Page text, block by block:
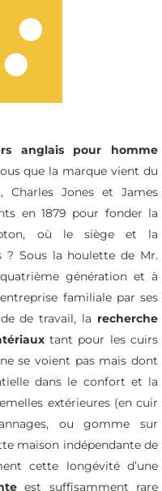
anglais pour homme
que la marque vient du
Charles Jones et James
en 1879 pour fonder la
où le siège et la
? Sous la houlette de Mr.
génération et à
familiale par ses
de travail, la recherche
tant pour les cuirs
se voient pas mais dont
dans le confort et la
extérieures (en cuir
ou gomme sur
maison indépendante de
cette longévité d’une
est suffisamment rare